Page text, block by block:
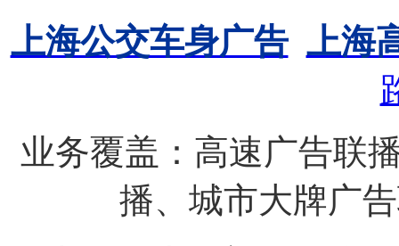
上海公交车身广告 上海
业务覆盖：高速广告联
播、城市大牌广